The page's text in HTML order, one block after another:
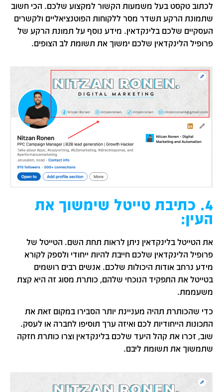
לכתוב טקסט בעל משמעות הקשור למקצוע שלכם. הכי חשוב
שתמונת הרקע תשדר מסר ללקוחות הפוטנציאליים ולקשרים
העסקיים שלכם בלינקדאין. מידע נוסף על תמונת הרקע של
פרופיל הלינקדאין שלכם ימשוך את תשומת לב הצופים.
4. כתיבת טייטל שימשוך את
העין:
את הטייטל בלינקדאין ניתן לראות תחת השם. הטייטל של
פרופיל הלינקדאין שלכם חייבת להיות ייחודי ולספק לקורא
מידע נרחב אודות היכולות שלכם. אנשים רבים רושמים
בטייטל את התפקיד הנוכחי שלהם, כותרת מסוג זה היא קצת
משעממת.
כדי שהכותרת תהיה מעניינת יותר הסבירו במקום זאת את
התכונות הייחודיות לכם ואיזה ערך תוסיפו לחברה או לעסק.
שוב, זכרו את קהל היעד שלכם בלינקדאין וצרו כותרת חזקה
שתמשוך את תשומת ליבם.